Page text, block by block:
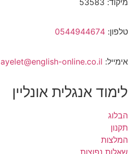
לימוד אנגלית אונליין
הבלוג
תקנון
המלצות
טלפון: 0544944674
אימייל: ayelet@english-online.co.il